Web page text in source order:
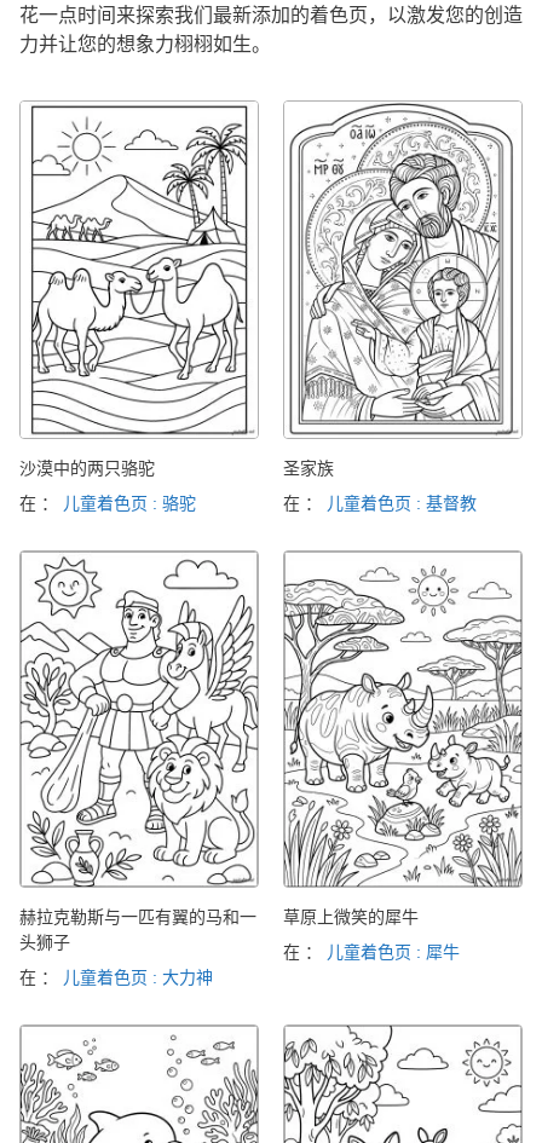
花一点时间来探索我们最新添加的着色页，以激发您的创造
力并让您的想象力栩栩如生。
沙漠中的两只骆驼
在 ：
儿童着色页 : 骆驼
圣家族
在 ：
儿童着色页 : 基督教
赫拉克勒斯与一匹有翼的马和一
头狮子
在 ：
儿童着色页 : 大力神
草原上微笑的犀牛
在 ：
儿童着色页 : 犀牛